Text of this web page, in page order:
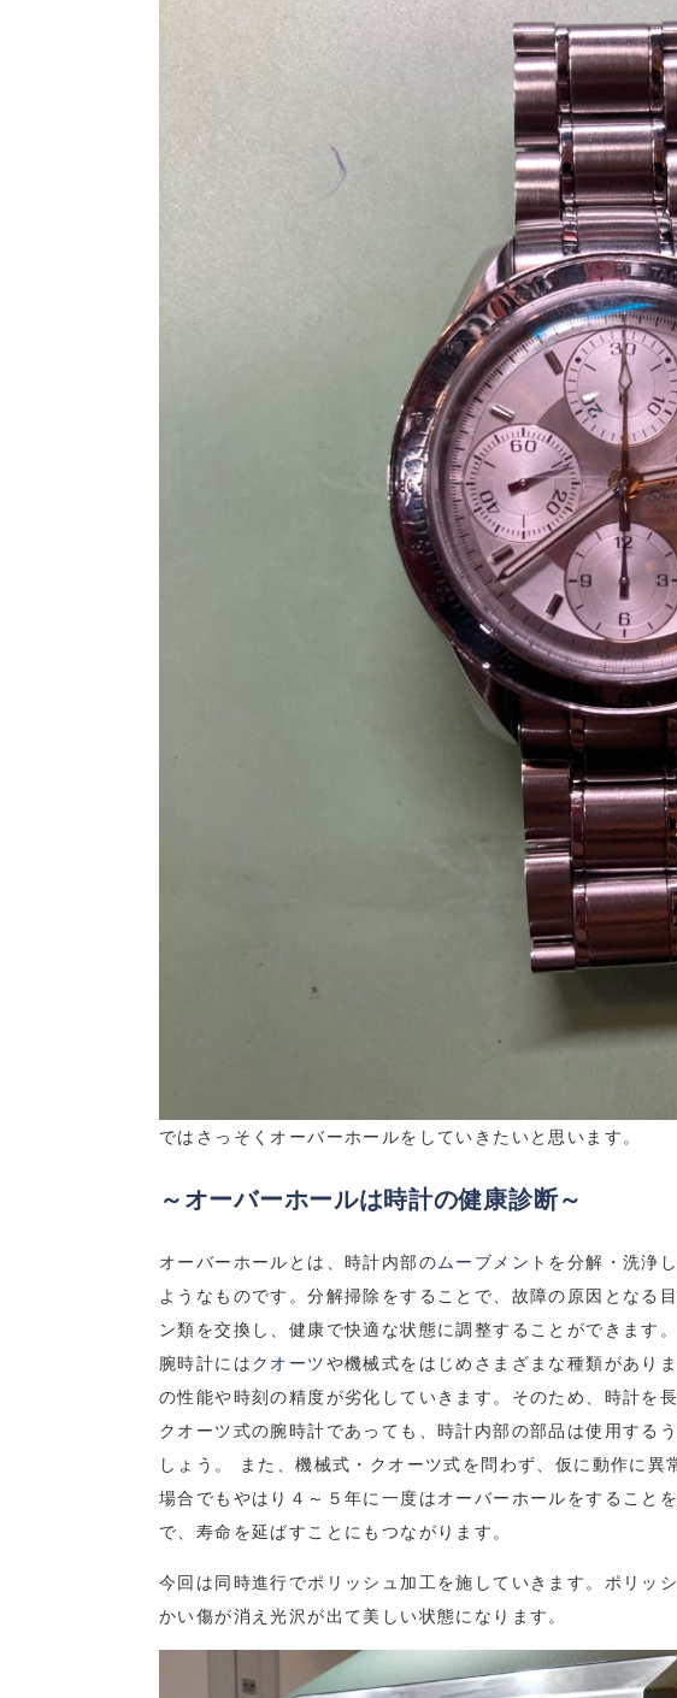
ではさっそくオーバーホールをしていきたいと思います。
～オーバーホールは時計の健康診断～
オーバーホールとは、時計内部のムーブメント を分解・洗浄
ようなものです。分解掃除をすることで、故障の原因となる
ン類を交換し、健康で快適な状態に調整することができます。
腕時計にはクオーツや機械式をはじめさまざまな種類がありま
の性能や時刻の精度が劣化していきます。そのため、時計を
クオーツ式の腕時計であっても、時計内部の部品は使用する
しょう。 また、機械式・クオーツ式を問わず、仮に動作に
場合でもやはり４～５年に一度はオーバーホールをすること
で、寿命を延ばすことにもつながります。
今回は同時進行でポリッシュ加工を施していきます。ポリッ
かい傷が消え光沢が出て美しい状態になります。